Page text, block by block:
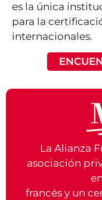
es la única
para la
internacionales.
La Alianza
asociación
francés y un